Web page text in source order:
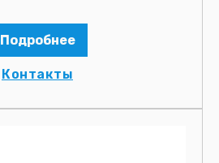
Подробнее
Контакты